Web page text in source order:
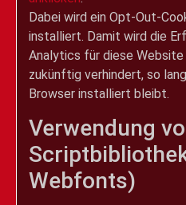
Dabei wird ein Opt-Out-
installiert. Damit wird die
Analytics für diese
zukünftig verhindert, so
Browser installiert bleibt.
Verwendung
Webfonts)